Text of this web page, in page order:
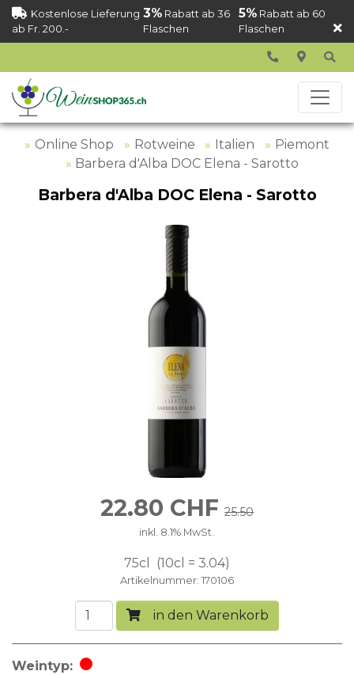
Kostenlose Lieferung
ab Fr. 200.-
3% Rabatt ab 36
Flaschen
5%Rabatt ab 60
Flaschen
Online Shop Rotweine Italien
Piemont
Barbera d'Alba DOC Elena - Sarotto
Barbera d'Alba DOC Elena - Sarotto
22.80 CHF 25.50
inkl. 8.1% MwSt.
75cl 10cl = 3.04
Artikelnummer 170106
in den Warenkorb
Weintyp Rotwein